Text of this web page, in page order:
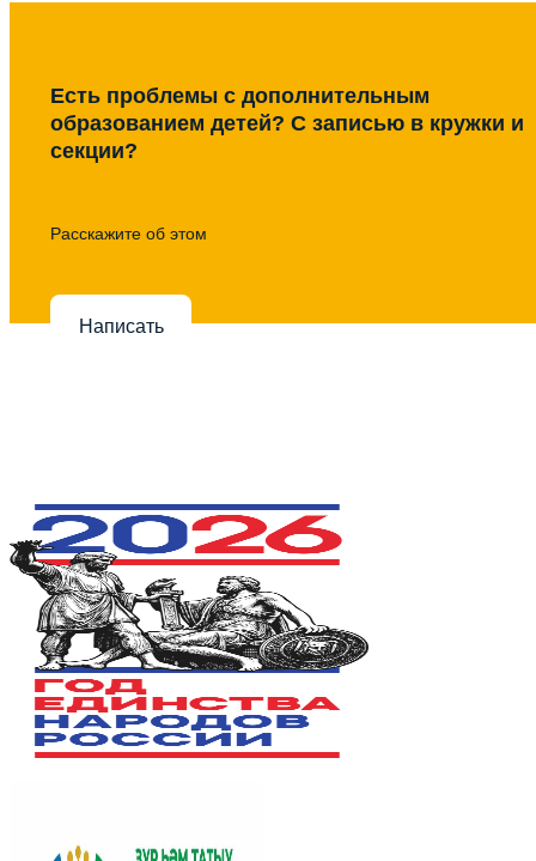
Есть проблемы с дополнительным
образованием детей? С записью в кружки и
секции?
Расскажите об этом
Написать